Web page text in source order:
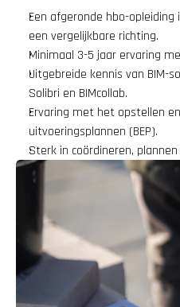
Een afgeronde hbo-
een vergelijkbare richting.
Minimaal 3-5 jaar ervaring
Uitgebreide kennis van BIM-
Solibri en BIMcollab.
Ervaring met het opstellen
uitvoeringsplannen (BEP).
Sterk in coördineren,